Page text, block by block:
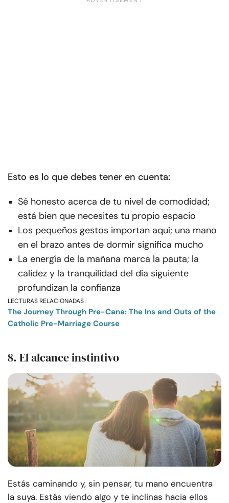
Esto es lo que debes tener en cuenta:
Sé honesto acerca de tu nivel de comodidad;
está bien que necesites tu propio espacio
Los pequeños gestos importan aquí; una mano
en el brazo antes de dormir significa mucho
La energía de la mañana marca la pauta; la
calidez y la tranquilidad del día siguiente
profundizan la confianza
LECTURAS RELACIONADAS :
The Journey Through Pre-Cana: The Ins and Outs of the
Catholic Pre-Marriage Course
8. El alcance instintivo
Estás caminando y, sin pensar, tu mano encuentra
la suya. Estás viendo algo y te inclinas hacia ellos